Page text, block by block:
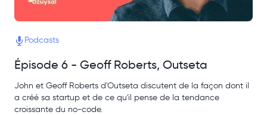
Podcasts
Épisode 6 - Geoff Roberts, Outseta
John et Geoff Roberts d'Outseta discutent de la façon dont il
a créé sa startup et de ce qu'il pense de la tendance
croissante du no-code.